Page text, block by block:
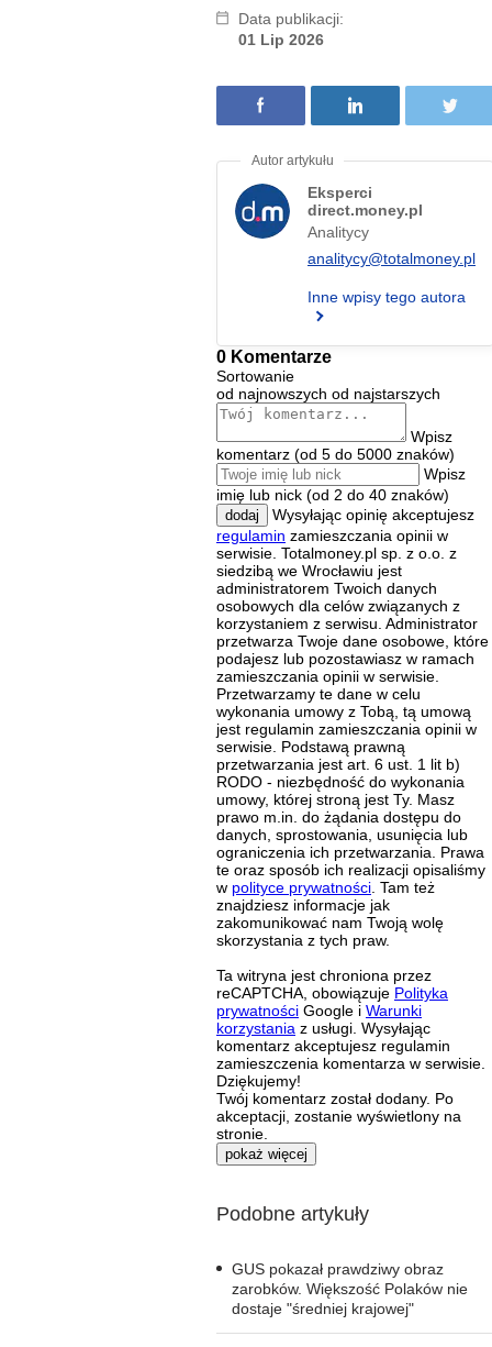
Data publikacji:
01 Lip 2026
Eksperci
direct.money.pl
Analitycy
analitycy@totalmoney.pl
Inne wpisy tego autora
0 Komentarze
Sortowanie
od najnowszych od najstarszych
Wpisz
komentarz (od 5 do 5000 znaków)
Wpisz
imię lub nick (od 2 do 40 znaków)
dodaj
Wysyłając opinię akceptujesz
regulamin zamieszczania opinii w
serwisie. Totalmoney.pl sp. z o.o. z
siedzibą we Wrocławiu jest
administratorem Twoich danych
osobowych dla celów związanych z
korzystaniem z serwisu. Administrator
przetwarza Twoje dane osobowe, które
podajesz lub pozostawiasz w ramach
zamieszczania opinii w serwisie.
Przetwarzamy te dane w celu
wykonania umowy z Tobą, tą umową
jest regulamin zamieszczania opinii w
serwisie. Podstawą prawną
przetwarzania jest art. 6 ust. 1 lit b)
RODO - niezbędność do wykonania
umowy, której stroną jest Ty. Masz
prawo m.in. do żądania dostępu do
danych, sprostowania, usunięcia lub
ograniczenia ich przetwarzania. Prawa
te oraz sposób ich realizacji opisaliśmy
w polityce prywatności . Tam też
znajdziesz informacje jak
zakomunikować nam Twoją wolę
skorzystania z tych praw.
Ta witryna jest chroniona przez
reCAPTCHA, obowiązuje Polityka
prywatności Google i Warunki
korzystania z usługi. Wysyłając
komentarz akceptujesz regulamin
zamieszczenia komentarza w serwisie.
Dziękujemy!
Twój komentarz został dodany. Po
akceptacji, zostanie wyświetlony na
stronie.
pokaż więcej
Podobne artykuły
GUS pokazał prawdziwy obraz
zarobków. Większość Polaków nie
dostaje "średniej krajowej"